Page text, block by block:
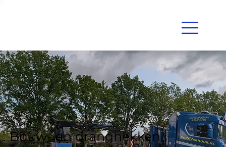
Bouw- en dranghekken